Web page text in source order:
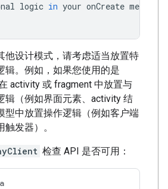
logic in your onCreate method
他设计模式，请考虑适当放置特
辑。例如，如果您使用的是
activity 或 fragment 中放置与
辑（例如界面元素、activity 结
型中放置操作逻辑（例如客户端
发器）。
检查 API 是否可用：